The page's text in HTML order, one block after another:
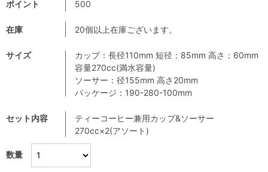
数量
ポイント 500
在庫 20個以上在庫ございます。
サイズ
カップ：長径110mm 短径：85mm 高さ：60mm
容量270cc(満水容量)
ソーサー：径155mm 高さ20mm
パッケージ：190-280-100mm
セット内容
ティーコーヒー兼用カップ&ソーサー
270cc×2(アソート)